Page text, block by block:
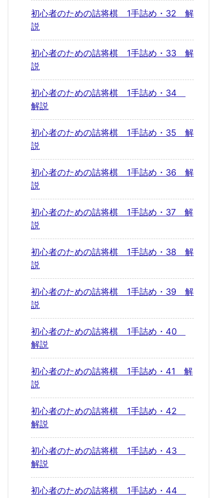
初心者のための詰将棋 1手詰め・32 解
説
初心者のための詰将棋 1手詰め・33 解
説
初心者のための詰将棋 1手詰め・34
解説
初心者のための詰将棋 1手詰め・35 解
説
初心者のための詰将棋 1手詰め・36 解
説
初心者のための詰将棋 1手詰め・37 解
説
初心者のための詰将棋 1手詰め・38 解
説
初心者のための詰将棋 1手詰め・39 解
説
初心者のための詰将棋 1手詰め・40
解説
初心者のための詰将棋 1手詰め・41 解
説
初心者のための詰将棋 1手詰め・42
解説
初心者のための詰将棋 1手詰め・43
解説
初心者のための詰将棋 1手詰め・44